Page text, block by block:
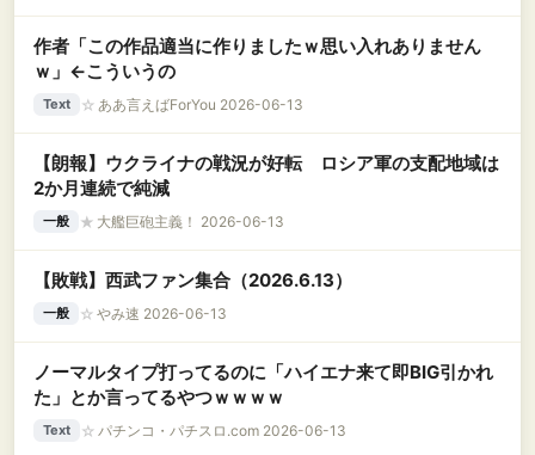
作者「この作品適当に作りましたｗ思い入れありません
ｗ」←こういうの
Text ☆ ああ言えばForYou 2026-06-13
【朗報】ウクライナの戦況が好転 ロシア軍の支配地域は
2か月連続で純減
一般 ★ 大艦巨砲主義！ 2026-06-13
【敗戦】西武ファン集合（2026.6.13）
一般 ☆ やみ速 2026-06-13
ノーマルタイプ打ってるのに「ハイエナ来て即BIG引かれ
た」とか言ってるやつｗｗｗｗ
Text ☆ パチンコ・パチスロ.com 2026-06-13